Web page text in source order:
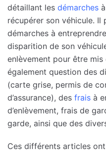
détaillant les démarches
récupérer son véhicule. Il
démarches à
disparition de son
enlèvement pour être mis
également question des
(carte grise, permis de
d’assurance), des frais à
d’enlèvement, frais de
garde, ainsi que des
Ces différents articles